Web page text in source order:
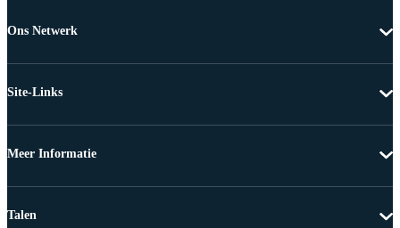
Ons Netwerk
Site-Links
Meer Informatie
Talen